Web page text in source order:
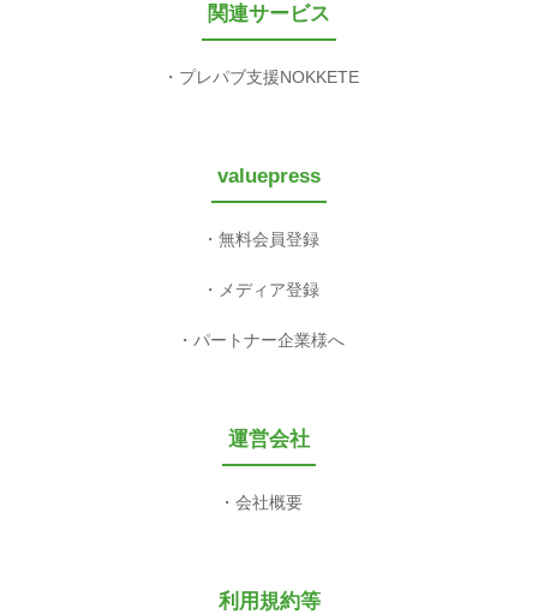
関連サービス
プレパブ支援NOKKETE
valuepress
無料会員登録
メディア登録
パートナー企業様へ
運営会社
会社概要
利用規約等